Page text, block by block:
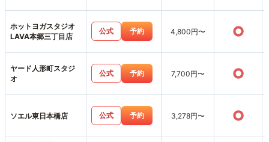
ホットヨガスタジオ
LAVA本郷三丁目店
公式 予約 4,800円〜 ○
ヤード人形町スタジ
オ
公式 予約 7,700円〜 ○
ソエル東日本橋店 公式 予約 3,278円〜 ○